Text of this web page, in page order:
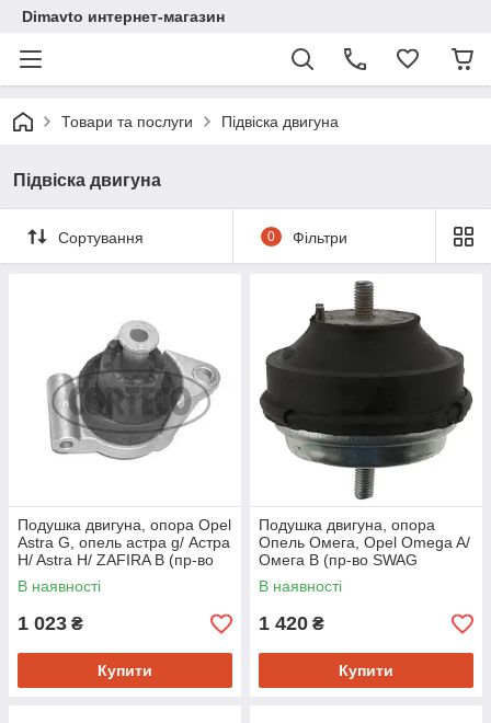
Dimavto интернет-магазин
Товари та послуги Підвіска двигуна
Підвіска двигуна
Сортування 0 Фільтри
Подушка двигуна, опора Opel
Astra G, опель астра g/ Астра
H/ Astra H/ ZAFIRA B (пр-во
CORTECO 21652322)
В наявності
1 023 ₴
Купити
Подушка двигуна, опора
Опель Омега, Opel Omega A/
Омега B (пр-во SWAG
40130001)
В наявності
1 420 ₴
Купити